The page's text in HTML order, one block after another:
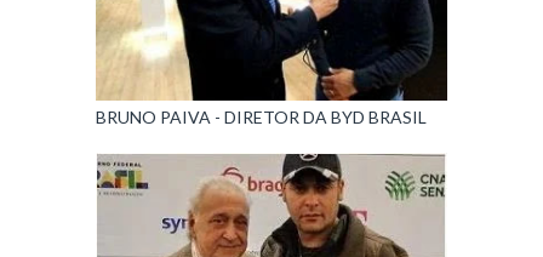
BRUNO PAIVA - DIRETOR DA BYD BRASIL